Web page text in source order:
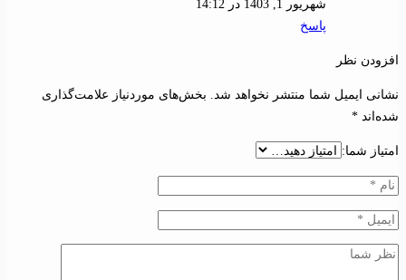
شهریور 1, 1403 در 14:12
پاسخ
افزودن نظر
نشانی ایمیل شما منتشر نخواهد شد. بخش‌های موردنیاز علامت‌گذاری
شده‌اند *
امتیاز شما: